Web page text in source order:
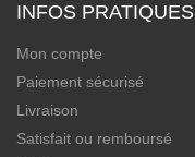
INFOS PRATIQUES
Mon compte
Paiement sécurisé
Livraison
Satisfait ou remboursé